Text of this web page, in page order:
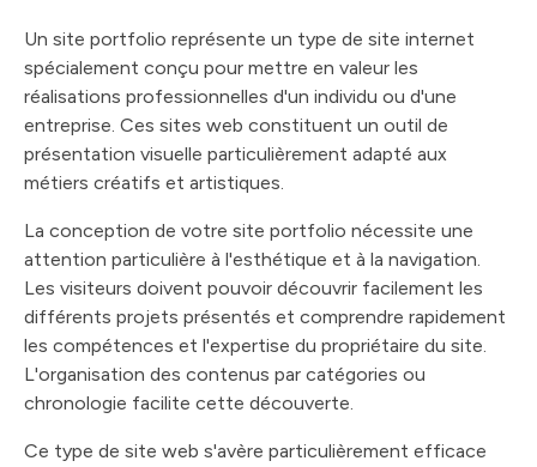
Un site portfolio représente un type de site internet
spécialement conçu pour mettre en valeur les
réalisations professionnelles d'un individu ou d'une
entreprise. Ces sites web constituent un outil de
présentation visuelle particulièrement adapté aux
métiers créatifs et artistiques.
La conception de votre site portfolio nécessite une
attention particulière à l'esthétique et à la navigation.
Les visiteurs doivent pouvoir découvrir facilement les
différents projets présentés et comprendre rapidement
les compétences et l'expertise du propriétaire du site.
L'organisation des contenus par catégories ou
chronologie facilite cette découverte.
Ce type de site web s'avère particulièrement efficace